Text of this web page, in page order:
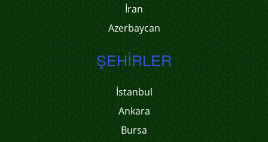
İran
Azerbaycan
ŞEHIRLER
İstanbul
Ankara
Bursa